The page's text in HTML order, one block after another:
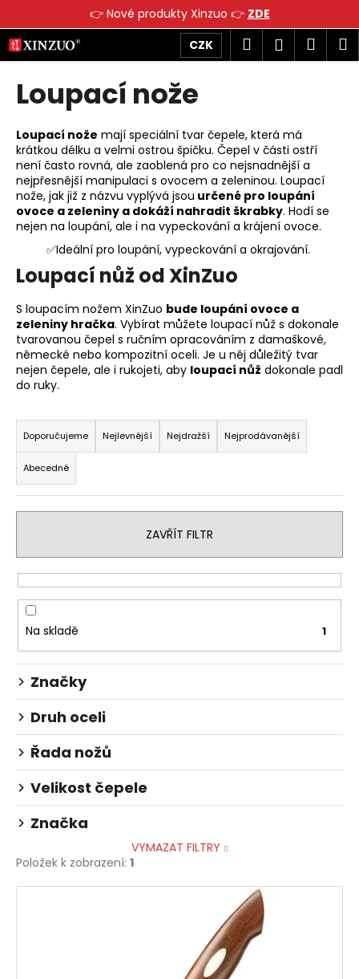
👉 Nové produkty Xinzuo 👉 ZDE
Přejít
na
obsah
CZK Hledat
Loupací nože
Loupací nože mají speciální tvar čepele, která má
krátkou délku a velmi ostrou špičku. Čepel v části ostří
není často rovná, ale zaoblená pro co nejsnadnější a
nejpřesnější manipulaci s ovocem a zeleninou. Loupací
nože, jak již z názvu vyplývá jsou určené pro loupání
ovoce a zeleniny a dokáží nahradit škrabky. Hodí se
nejen na loupání, ale i na vypeckování a krájení ovoce.
✅Ideální pro loupání, vypeckování a okrajování.
Loupací nůž od XinZuo
S loupacím nožem XinZuo bude loupání ovoce a
zeleniny hračka. Vybírat můžete loupací nůž s dokonale
tvarovanou čepel s ručním opracováním z damaškové,
německé nebo kompozitní oceli. Je u něj důležitý tvar
nejen čepele, ale i rukojeti, aby loupací nůž dokonale padl
do ruky.
Ř
a
z
e
n
r
o
d
u
k
t
ů
Doporučujeme Nejlevnější Nejdražší Nejprodávanější
Abecedně
ZAVŘÍT FILTR
Na skladě 1
Značky
Druh oceli
Řada nožů
Velikost čepele
Značka
VYMAZAT FILTRY
Položek k zobrazení: 1
V
o
š Zpět
Zpět
C
o
p
o
t
ř
e
b
j
t
e
n
a
í
t
?
D
o
p
o
r
u
č
u
j
e
m
e